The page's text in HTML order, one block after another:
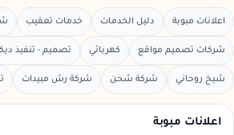
اعلانات مبوبة دليل الخدمات خدمات تعقيب
شركات تصميم مواقع كهربائي تصميم - تنفيذ
شيخ روحاني شركة شحن شركة رش مبيدات
اعلانات مبوبة